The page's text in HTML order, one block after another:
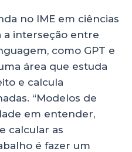
no IME em ciências
a interseção entre
como GPT e
área que estuda
e calcula
“Modelos de
em entender,
calcular as
é fazer um